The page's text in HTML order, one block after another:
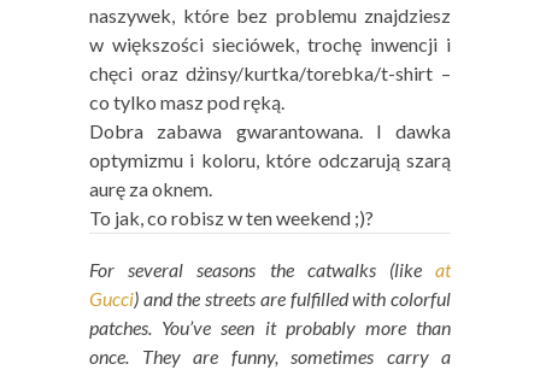
naszywek, które bez problemu znajdziesz
w większości sieciówek, trochę inwencji i
chęci oraz dżinsy/kurtka/torebka/t-shirt –
co tylko masz pod ręką.
Dobra zabawa gwarantowana. I dawka
optymizmu i koloru, które odczarują szarą
aurę za oknem.
To jak, co robisz w ten weekend ;)?
For several seasons the catwalks (like at
Gucci) and the streets are fulfilled with colorful
patches. You’ve seen it probably more than
once. They are funny, sometimes carry a